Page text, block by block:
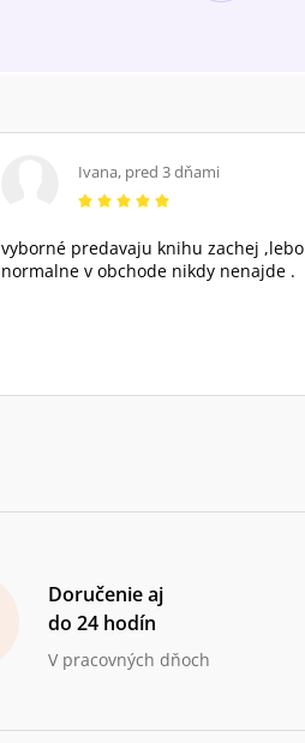
Ivana, pred 3 dňami
vyborné predavaju knihu zachej ,lebo
normalne v obchode nikdy nenajde .
Doručenie aj
do 24 hodín
V pracovných dňoch